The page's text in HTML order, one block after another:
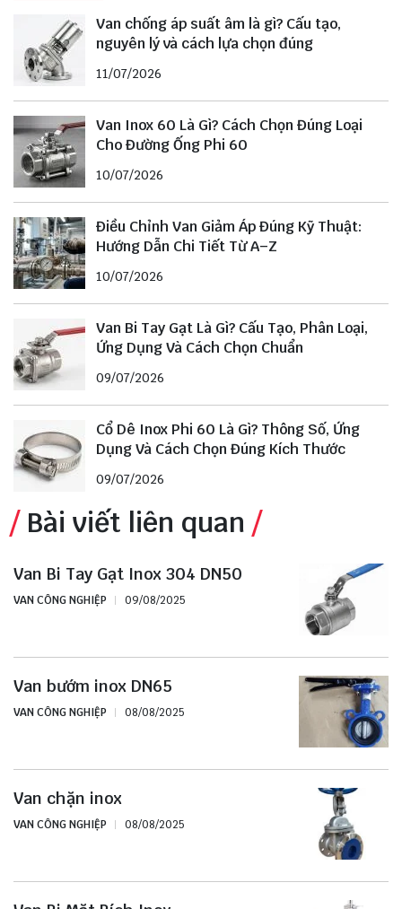
Van chống áp suất âm là gì? Cấu tạo,
nguyên lý và cách lựa chọn đúng
11/07/2026
Van Inox 60 Là Gì? Cách Chọn Đúng Loại
Cho Đường Ống Phi 60
10/07/2026
Điều Chỉnh Van Giảm Áp Đúng Kỹ Thuật:
Hướng Dẫn Chi Tiết Từ A–Z
10/07/2026
Van Bi Tay Gạt Là Gì? Cấu Tạo, Phân Loại,
Ứng Dụng Và Cách Chọn Chuẩn
09/07/2026
Cổ Dê Inox Phi 60 Là Gì? Thông Số, Ứng
Dụng Và Cách Chọn Đúng Kích Thước
09/07/2026
Bài viết liên quan
Van Bi Tay Gạt Inox 304 DN50
VAN CÔNG NGHIỆP 09/08/2025
Van bướm inox DN65
VAN CÔNG NGHIỆP 08/08/2025
Van chặn inox
VAN CÔNG NGHIỆP 08/08/2025